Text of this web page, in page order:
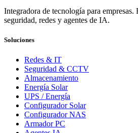
Integradora de tecnología para empresas.
seguridad, redes y agentes de IA.
Soluciones
Redes & IT
Seguridad & CCTV
Almacenamiento
Energía Solar
UPS / Energía
Configurador Solar
Configurador NAS
Armador PC